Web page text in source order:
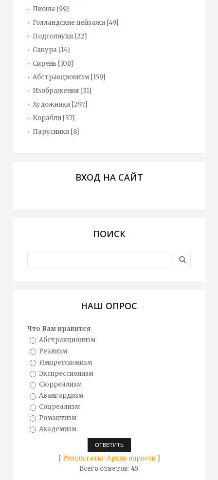
Пионы [99]
Голландские пейзажи [49]
Подсолнухи [22]
Сакура [14]
Сирень [100]
Абстракционизм [159]
Изображения [31]
Художники [297]
Корабли [37]
Парусники [8]
ВХОД НА САЙТ
ПОИСК
НАШ ОПРОС
Что Вам нравится
Абстракционизм
Реализм
Импрессионизм
Экспрессионизм
Сюрреализм
Авангардизм
Соцреализм
Романтизм
Академизм
[ Результаты·Архив опросов ]
Всего ответов:45